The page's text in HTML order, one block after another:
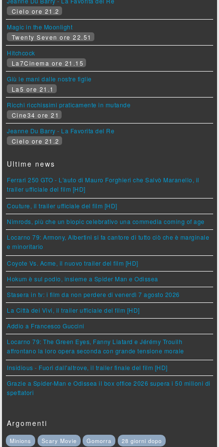
Cielo ore 21.2
Magic in the Moonlight
Twenty Seven ore 22.51
Hitchcock
La7Cinema ore 21.15
Giù le mani dalle nostre figlie
La5 ore 21.1
Ricchi ricchissimi praticamente in mutande
Cine34 ore 21
Jeanne Du Barry - La Favorita del Re
Cielo ore 21.2
Ultime news
Ferrari 250 GTO - L'auto di Mauro Forghieri che Salvò Maranello, il
trailer ufficiale del film [HD]
Couture, il trailer ufficiale del film [HD]
Nimrods, più che un biopic celebrativo una commedia coming of age
Locarno 79: Armony, Albertini si fa cantore di tutto ciò che è marginale
e minoritario
Coyote Vs. Acme, il nuovo trailer del film [HD]
Hokum è sul podio, insieme a Spider Man e Odissea
Stasera in tv: i film da non perdere di venerdì 7 agosto 2026
La Città dei Vivi, il trailer ufficiale del film [HD]
Addio a Francesco Guccini
Locarno 79: The Green Eyes, Fanny Liatard e Jérémy Trouilh
affrontano la loro opera seconda con grande tensione morale
Insidious - Fuori dall'altrove, il trailer finale del film [HD]
Grazie a Spider-Man e Odissea il box office 2026 supera i 50 milioni di
spettatori
Argomenti
Minions Scary Movie Gomorra
28 giorni dopo